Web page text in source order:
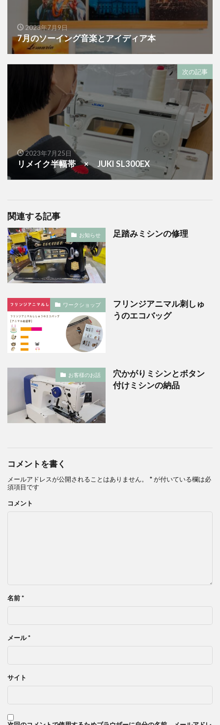
2023年7月9日
7月のソーイング音楽とアイディア本
次の記事
2023年7月25日
リメイク半幅帯 × JUKI SL300EX
関連する記事
お知らせ 足踏みミシンの修理
ワークショップ
フリンジアニマル刺しゅ
うのエコバッグ
お客様のお話
穴かがりミシンとボタン
付けミシンの納品
コメントを書く
メールアドレスが公開されることはありません。 *が付いている欄は必
須項目です
コメント
名前*
メール*
サイト